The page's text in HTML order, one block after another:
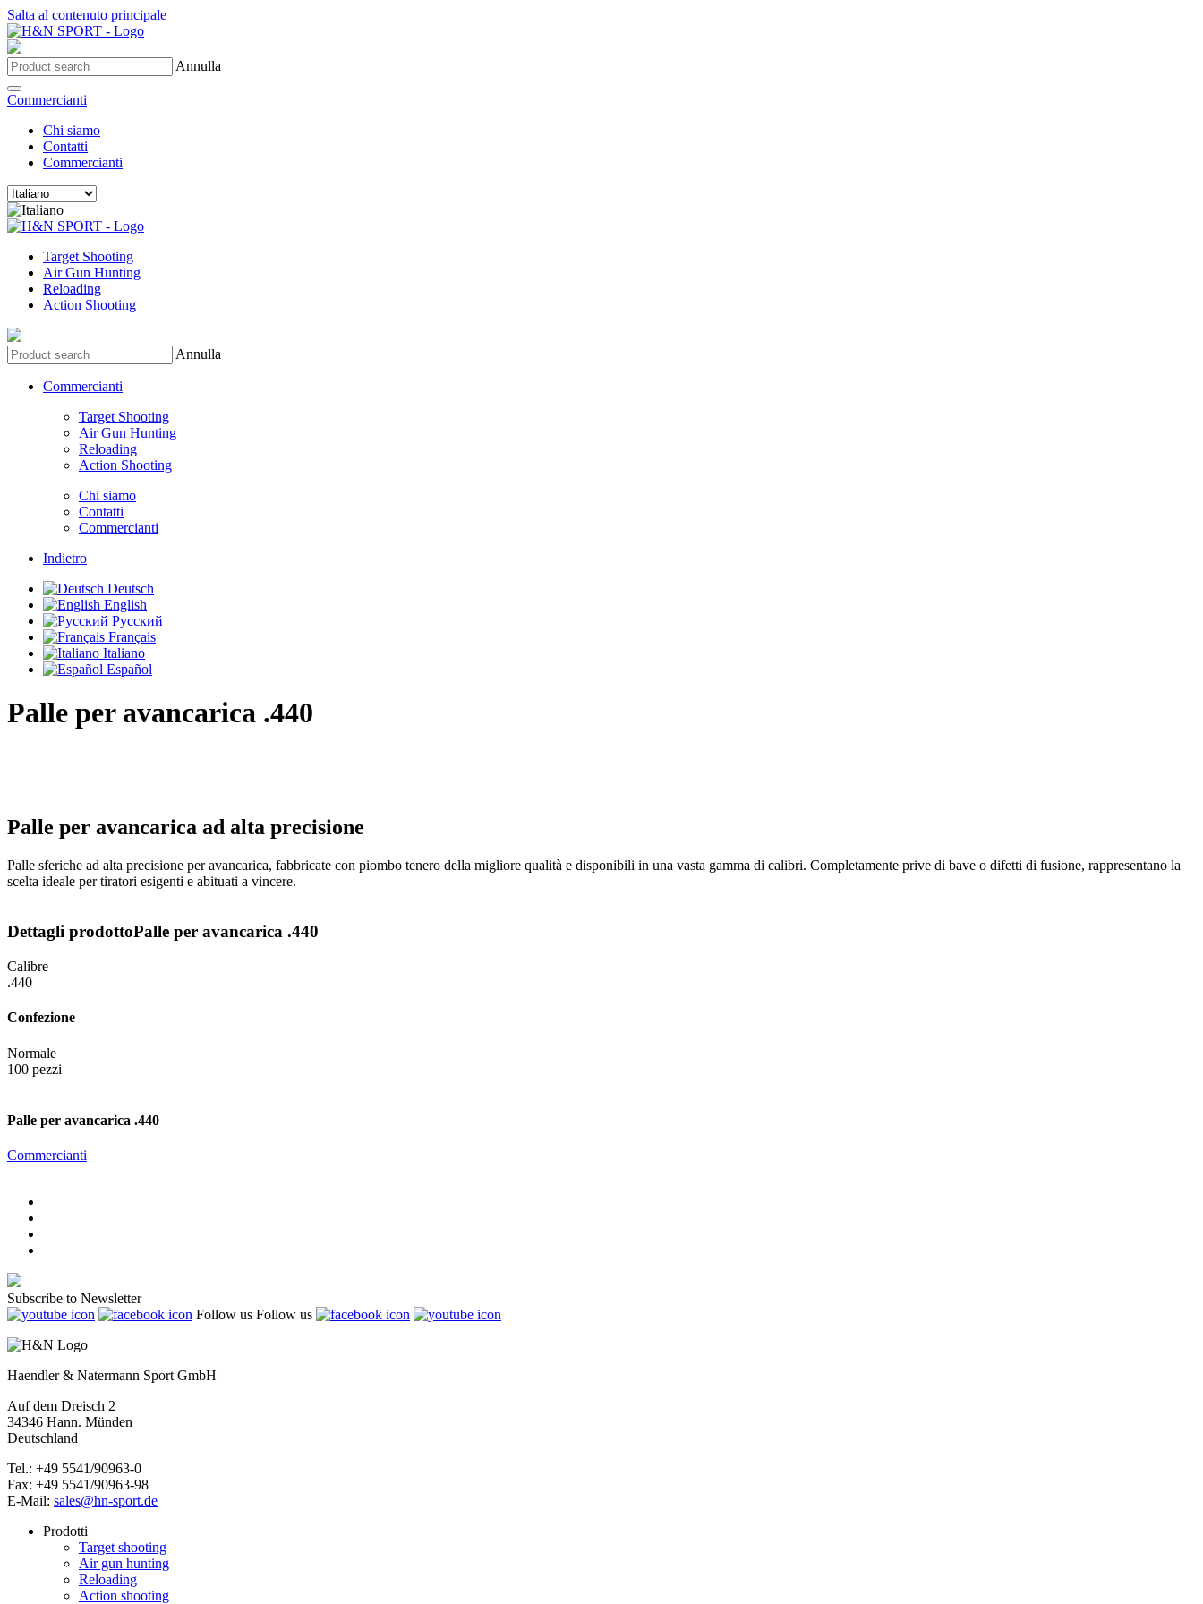
Salta al contenuto principale
Annulla
Commercianti
Chi siamo
Contatti
Commercianti
Target Shooting
Air Gun Hunting
Reloading
Action Shooting
Annulla
Commercianti
Target Shooting
Air Gun Hunting
Reloading
Action Shooting
Chi siamo
Contatti
Commercianti
Indietro
Deutsch
English
Русский
Français
Italiano
Español
Palle per avancarica .440
Palle per avancarica ad alta precisione
Palle sferiche ad alta precisione per avancarica, fabbricate con piombo tenero della migliore qualità e disponibili in una vasta gamma di calibri. Completamente prive di bave o difetti di fusione, rappresentano la
scelta ideale per tiratori esigenti e abituati a vincere.
Dettagli prodottoPalle per avancarica .440
Calibre
.440
Confezione
Normale
100 pezzi
Palle per avancarica .440
Commercianti
Subscribe to Newsletter
Follow us Follow us
Haendler & Natermann Sport GmbH
Auf dem Dreisch 2
34346 Hann. Münden
Deutschland
Tel.: +49 5541/90963-0
Fax: +49 5541/90963-98
E-Mail: sales@hn-sport.de
Prodotti
Target shooting
Air gun hunting
Reloading
Action shooting